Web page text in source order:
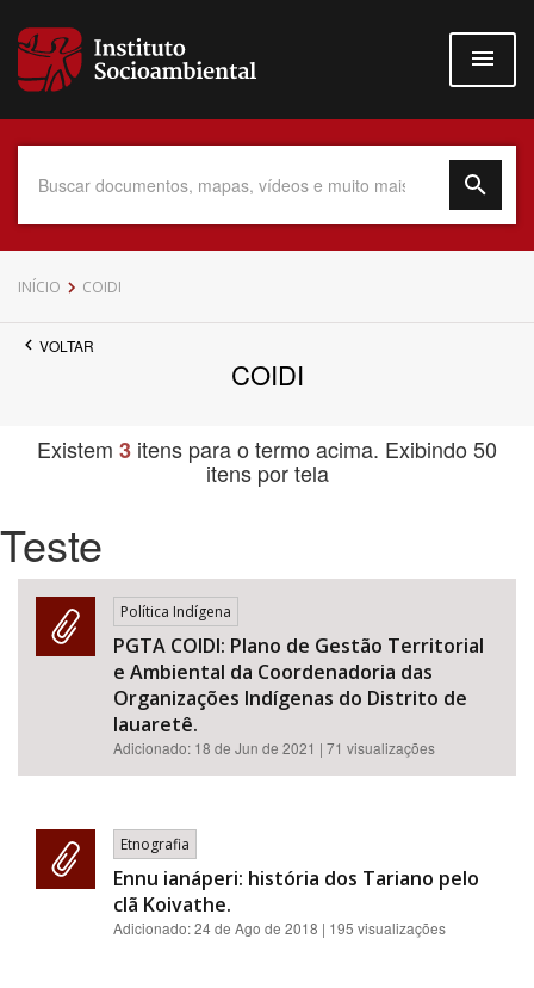
para
conteúdo
Data do Documento
Tema
Área de Levantamento
Área Protegida
BUSCAR
INÍCIO COIDI
VOLTAR
COIDI
Existem 3 itens para o termo acima. Exibindo 50
itens por tela
Teste
Política Indígena
PGTA COIDI: Plano de Gestão Territorial
e Ambiental da Coordenadoria das
Organizações Indígenas do Distrito de
Iauaretê.
Adicionado: 18 de Jun de 2021 | 71 visualizações
Etnografia
Ennu ianáperi: história dos Tariano pelo
clã Koivathe.
Adicionado:24 de Ago de 2018 | 195 visualizações